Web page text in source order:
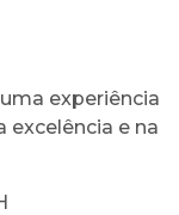
experiência
excelência e na